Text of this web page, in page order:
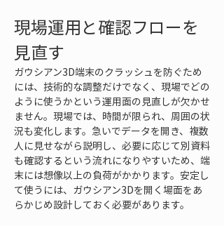
現場運用と確認フローを
見直す
ガウシアン3D端末のクラッシュを防ぐため
には、技術的な調整だけでなく、現場でどの
ように使うかという運用面の見直しが欠かせ
ません。現場では、時間が限られ、周囲の状
況も変化します。急いでデータを開き、複数
人に見せながら説明し、必要に応じて別資料
も確認するという流れになりやすいため、端
末には想像以上の負荷がかかります。安定し
て使うには、ガウシアン3Dを開く場面をあ
らかじめ設計しておく必要があります。